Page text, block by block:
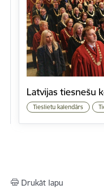
Latvijas tiesnešu
Tieslietu kalendārs
Drukāt lapu